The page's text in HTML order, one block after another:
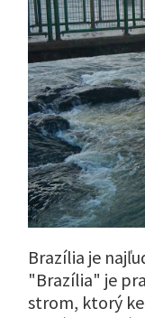
Brazília je
"Brazília" je
strom, ktorý